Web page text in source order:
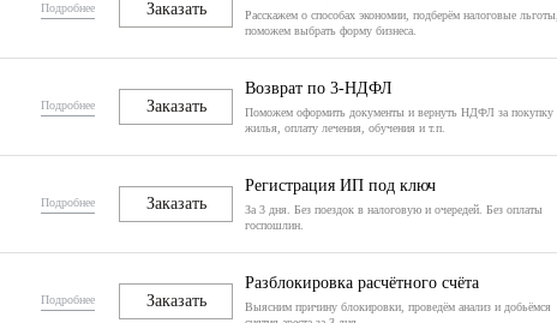
Подробнее Заказать
Расскажем о способах экономии, подберём налоговые льготы,
поможем выбрать форму бизнеса.
Подробнее Заказать
Возврат по 3-НДФЛ
Поможем оформить документы и вернуть НДФЛ за покупку
жилья, оплату лечения, обучения и т.п.
Подробнее Заказать
Регистрация ИП под ключ
За 3 дня. Без поездок в налоговую и очередей. Без оплаты
госпошлин.
Подробнее Заказать
Разблокировка расчётного счёта
Выясним причину блокировки, проведём анализ и добьёмся